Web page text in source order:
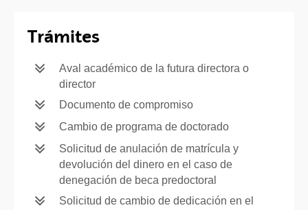
Trámites
Aval académico de la futura directora o
director
Documento de compromiso
Cambio de programa de doctorado
Solicitud de anulación de matrícula y
devolución del dinero en el caso de
denegación de beca predoctoral
Solicitud de cambio de dedicación en el